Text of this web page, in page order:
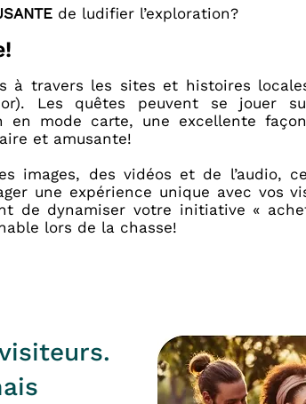
de ludifier l’exploration?
à travers les sites et histoires
Les quêtes peuvent se jouer
en mode carte, une excellente
et amusante!
images, des vidéos et de l’audio,
une expérience unique avec vos
de dynamiser votre initiative «
lors de la chasse!